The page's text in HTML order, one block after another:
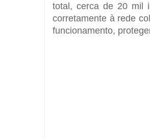
total, cerca de 20 mil
corretamente à rede
funcionamento,